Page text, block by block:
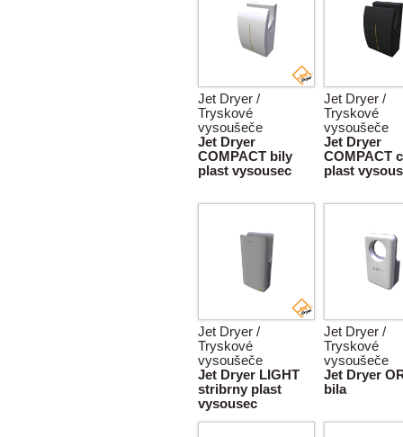
Jet Dryer /
Tryskové
vysoušeče
Jet Dryer
COMPACT bily
plast vysousec
Jet Dryer /
Tryskové
vysoušeče
Jet Dryer
COMPACT
plast
Jet Dryer /
Tryskové
vysoušeče
Jet Dryer LIGHT
stribrny plast
vysousec
Jet Dryer /
Tryskové
vysoušeče
Jet Dryer
bila